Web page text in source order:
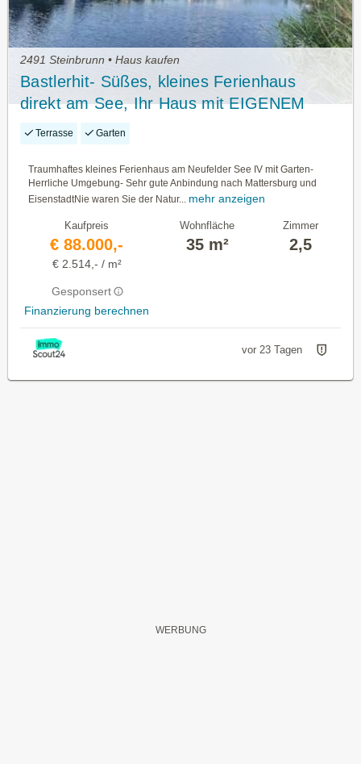
2491 Steinbrunn • Haus kaufen
Bastlerhit- Süßes, kleines Ferienhaus
direkt am See, Ihr Haus mit EIGENEM
UFER
Terrasse Garten
Traumhaftes kleines Ferienhaus am Neufelder See IV mit Garten-
Herrliche Umgebung- Sehr gute Anbindung nach Mattersburg und
EisenstadtNie waren Sie der Natur... mehr anzeigen
Kaufpreis
€ 88.000,-
€ 2.514,- / m²
Gesponsert
Finanzierung berechnen
Wohnfläche
35 m²
Zimmer
2,5
vor 23 Tagen